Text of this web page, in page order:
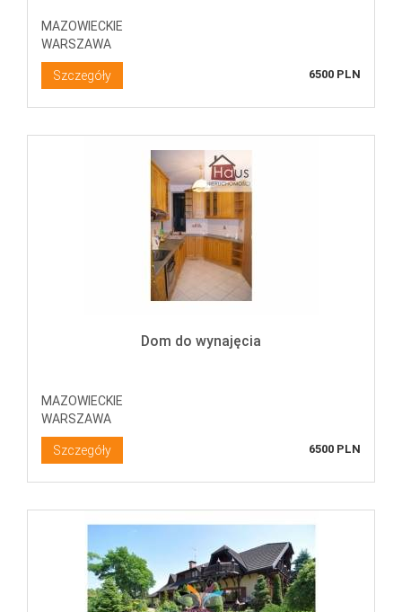
MAZOWIECKIE
WARSZAWA
Szczegóły 6500 PLN
Dom do wynajęcia
MAZOWIECKIE
WARSZAWA
Szczegóły 6500 PLN